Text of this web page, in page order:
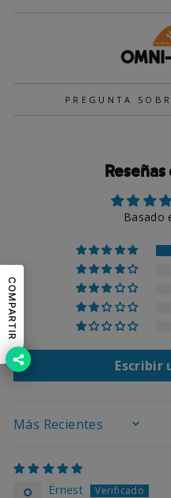
PREGUNTA
Basado
Escribir
SORT BY
Ёrnest
COMPARTIR